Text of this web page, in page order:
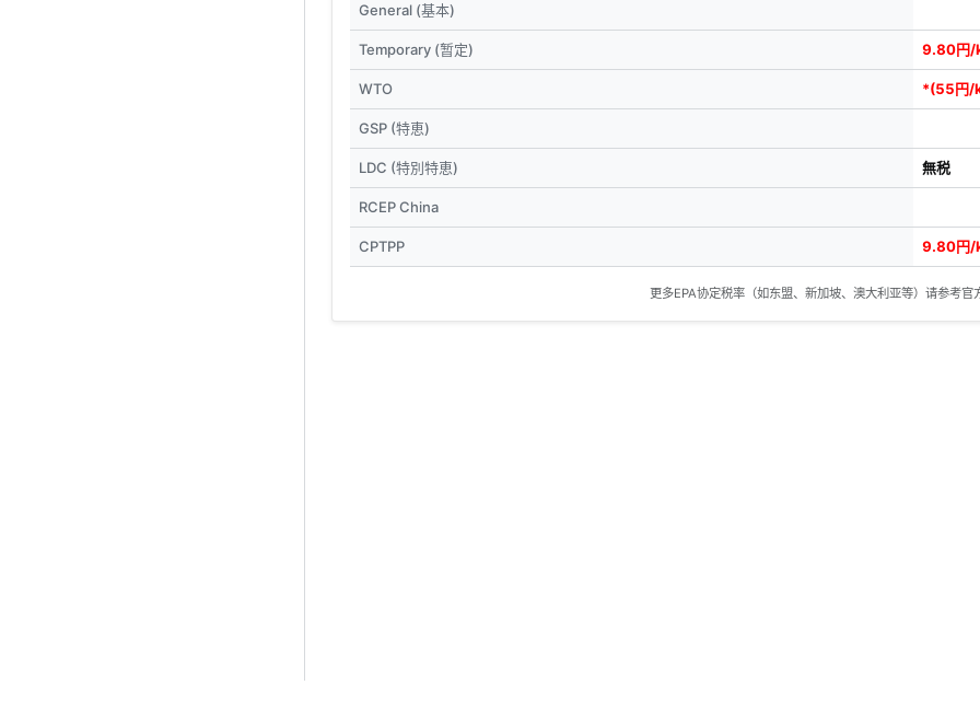
General (基本)
Temporary (暂定) 9.80円/
WTO *(55円/
GSP (特恵)
LDC (特別特恵) 無税
RCEP China
CPTPP 9.80円/
更多EPA协定税率（如东盟、新加坡、澳大利亚等）请参考官